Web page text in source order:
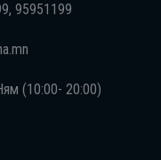
95951199
(10:00- 20:00)